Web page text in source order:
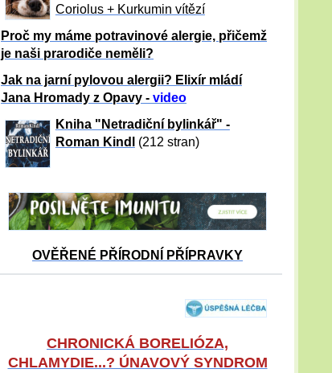
Coriolus + Kurkumin vítězí
Proč my máme potravinové alergie, přičemž
je naši prarodiče neměli?
Jak na jarní pylovou alergii? Elixír mládí
Jana Hromady z Opavy - video
Kniha "Netradiční bylinkář" -
Roman Kindl
(212 stran)
OVĚŘENÉ PŘÍRODNÍ PŘÍPRAVKY
CHRONICKÁ BORELIÓZA,
CHLAMYDIE...? ÚNAVOVÝ SYNDROM